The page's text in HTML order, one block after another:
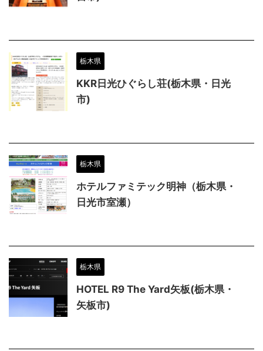
栃木県
KKR日光ひぐらし荘(栃木県・日光
市)
栃木県
ホテルファミテック明神（栃木県・
日光市室瀬）
栃木県
HOTEL R9 The Yard矢板(栃木県・
矢板市)